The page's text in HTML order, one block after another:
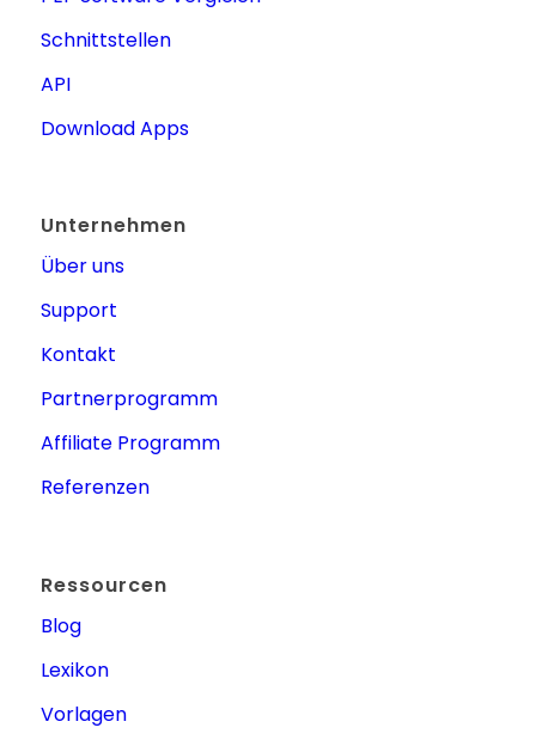
Schnittstellen
API
Download Apps
Unternehmen
Über uns
Support
Kontakt
Partnerprogramm
Affiliate Programm
Referenzen
Ressourcen
Blog
Lexikon
Vorlagen